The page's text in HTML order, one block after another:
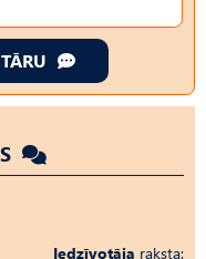
Iedzīvotāja raksta: